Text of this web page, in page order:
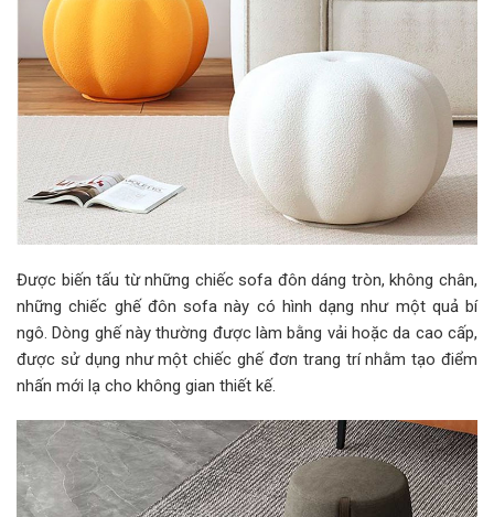
Được biến tấu từ những chiếc sofa đôn dáng tròn, không chân,
những chiếc ghế đôn sofa này có hình dạng như một quả bí
ngô. Dòng ghế này thường được làm bằng vải hoặc da cao cấp,
được sử dụng như một chiếc ghế đơn trang trí nhằm tạo điểm
nhấn mới lạ cho không gian thiết kế.